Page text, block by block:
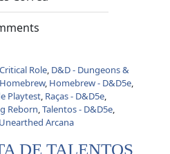
Critical Role, D&D - Dungeons &
Homebrew, Homebrew - D&D5e,
Playtest, Raças - D&D5e,
Reborn,Talentos - D&D5e,
Unearthed Arcana
DE TALENTOS